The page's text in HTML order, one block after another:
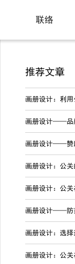
联络
推荐文章
画册设计——赞
画册设计：公
画册设计：公
画册设计——防